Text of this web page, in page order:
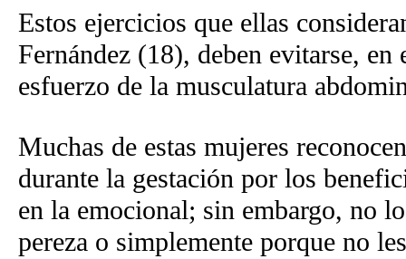
Estos ejercicios que ellas
Fernández (18), deben evitarse,
esfuerzo de la musculatura
Muchas de estas mujeres
durante la gestación por los
en la emocional; sin embargo, no
pereza o simplemente porque no